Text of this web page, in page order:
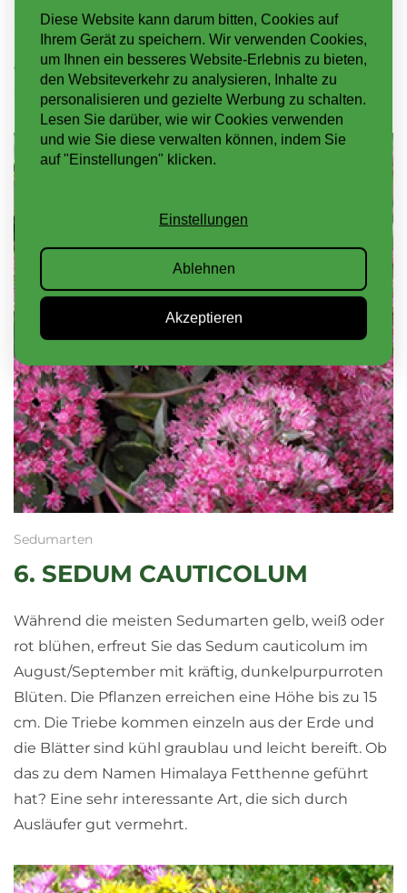
Fettblatt kann gut winterliche Kälte mit bis zu -18
und - 22 Grad aushalten. Eine immergrüne Pflanze,
die jedes Jahr auf’s Neue mit gelben Farbtupfern
besticht.
Sedumarten
6. SEDUM CAUTICOLUM
Während die meisten Sedumarten gelb, weiß oder
rot blühen, erfreut Sie das Sedum cauticolum im
August/September mit kräftig, dunkelpurpurroten
Blüten. Die Pflanzen erreichen eine Höhe bis zu 15
cm. Die Triebe kommen einzeln aus der Erde und
die Blätter sind kühl graublau und leicht bereift. Ob
das zu dem Namen Himalaya Fetthenne geführt
hat? Eine sehr interessante Art, die sich durch
Ausläufer gut vermehrt.
Diese Website kann darum bitten, Cookies auf
Ihrem Gerät zu speichern. Wir verwenden Cookies,
um Ihnen ein besseres Website-Erlebnis zu bieten,
den Websiteverkehr zu analysieren, Inhalte zu
personalisieren und gezielte Werbung zu schalten.
Lesen Sie darüber, wie wir Cookies verwenden
und wie Sie diese verwalten können, indem Sie
auf "Einstellungen" klicken.
Einstellungen
Ablehnen
Akzeptieren